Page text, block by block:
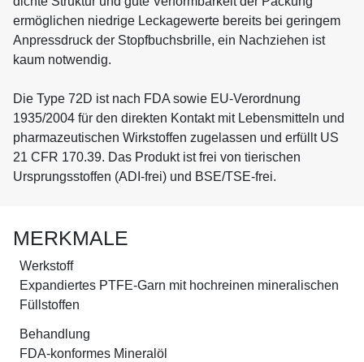
ermöglichen niedrige Leckagewerte bereits bei geringem
Anpressdruck der Stopfbuchsbrille, ein Nachziehen ist
kaum notwendig.
Die Type 72D ist nach FDA sowie EU-Verordnung
1935/2004 für den direkten Kontakt mit Lebensmitteln und
pharmazeutischen Wirkstoffen zugelassen und erfüllt US
21 CFR 170.39. Das Produkt ist frei von tierischen
Ursprungsstoffen (ADI-frei) und BSE/TSE-frei.
MERKMALE
Werkstoff
Expandiertes PTFE-Garn mit hochreinen mineralischen
Füllstoffen
Behandlung
FDA-konformes Mineralöl